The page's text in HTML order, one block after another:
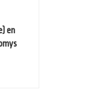
en